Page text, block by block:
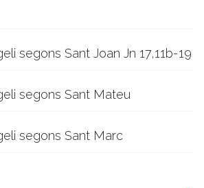
segons Sant Joan Jn 17,11b-19
segons Sant Mateu
segons Sant Marc